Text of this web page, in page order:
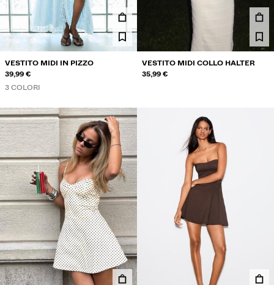
VESTITO MIDI IN PIZZO
39,99 €
3 COLORI
VESTITO MIDI COLLO HALTER
35,99 €
SETS
GIORNI DI SALDI
SELLERS
SPECIALI
MUSIC
CARTA REGALO MMBRS NEWSLETTER AIUTO